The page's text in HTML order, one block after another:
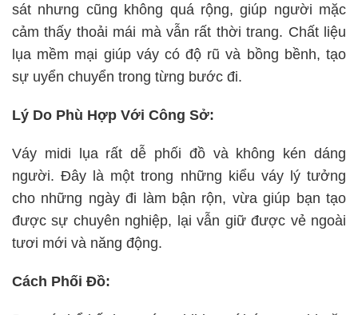
sát nhưng cũng không quá rộng, giúp người mặc
cảm thấy thoải mái mà vẫn rất thời trang. Chất liệu
lụa mềm mại giúp váy có độ rũ và bồng bềnh, tạo
sự uyển chuyển trong từng bước đi.
Lý Do Phù Hợp Với Công Sở:
Váy midi lụa rất dễ phối đồ và không kén dáng
người. Đây là một trong những kiểu váy lý tưởng
cho những ngày đi làm bận rộn, vừa giúp bạn tạo
được sự chuyên nghiệp, lại vẫn giữ được vẻ ngoài
tươi mới và năng động.
Cách Phối Đồ: